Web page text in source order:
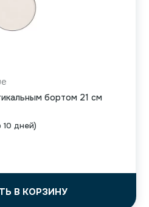
10 дней)
бортом 21 см
В КОРЗИНУ